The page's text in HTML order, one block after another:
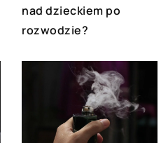
nad dzieckiem po
rozwodzie?